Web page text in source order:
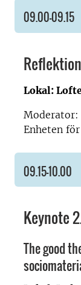
09.00–09.15
Lokal:
Moderator:
Enheten
09.15–10.00
Keynote
The good